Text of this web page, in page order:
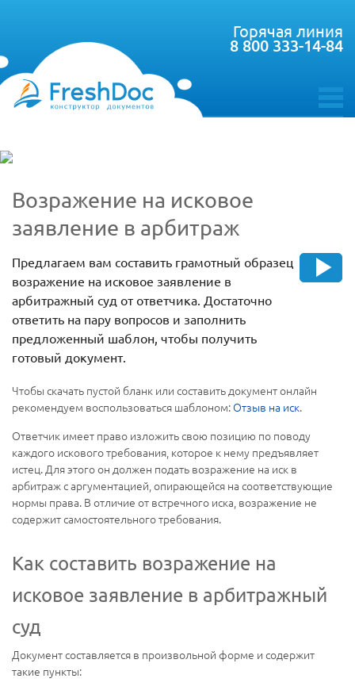
toggle
Горячая линия
8 800 333-14-84
Возражение на исковое
заявление в арбитраж
Предлагаем вам составить грамотный образец
возражение на исковое заявление в
арбитражный суд от ответчика. Достаточно
ответить на пару вопросов и заполнить
предложенный шаблон, чтобы получить
готовый документ.
Чтобы скачать пустой бланк или составить документ онлайн
рекомендуем воспользоваться шаблоном: Отзыв на иск.
Ответчик имеет право изложить свою позицию по поводу
каждого искового требования, которое к нему предъявляет
истец. Для этого он должен подать возражение на иск в
арбитраж с аргументацией, опирающейся на соответствующие
нормы права. В отличие от встречного иска, возражение не
содержит самостоятельного требования.
Как составить возражение на
исковое заявление в арбитражный
суд
Документ составляется в произвольной форме и содержит
такие пункты: